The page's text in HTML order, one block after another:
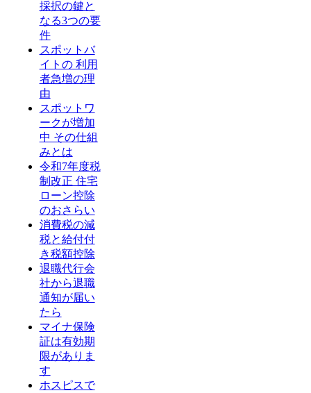
採択の鍵と
なる3つの要
件
スポットバ
イトの 利用
者急増の理
由
スポットワ
ークが増加
中 その仕組
みとは
令和7年度税
制改正 住宅
ローン控除
のおさらい
消費税の減
税と給付付
き税額控除
退職代行会
社から退職
通知が届い
たら
マイナ保険
証は有効期
限がありま
す
ホスピスで